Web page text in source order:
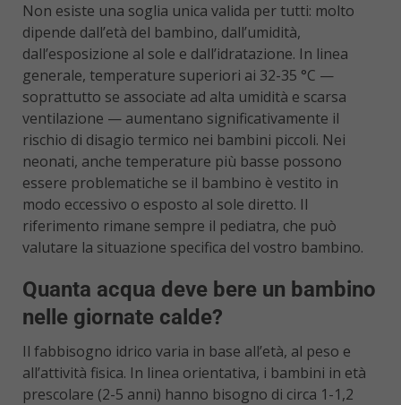
Non esiste una soglia unica valida per tutti: molto
dipende dall’età del bambino, dall’umidità,
dall’esposizione al sole e dall’idratazione. In linea
generale, temperature superiori ai 32-35 °C —
soprattutto se associate ad alta umidità e scarsa
ventilazione — aumentano significativamente il
rischio di disagio termico nei bambini piccoli. Nei
neonati, anche temperature più basse possono
essere problematiche se il bambino è vestito in
modo eccessivo o esposto al sole diretto. Il
riferimento rimane sempre il pediatra, che può
valutare la situazione specifica del vostro bambino.
Quanta acqua deve bere un bambino
nelle giornate calde?
Il fabbisogno idrico varia in base all’età, al peso e
all’attività fisica. In linea orientativa, i bambini in età
prescolare (2-5 anni) hanno bisogno di circa 1-1,2